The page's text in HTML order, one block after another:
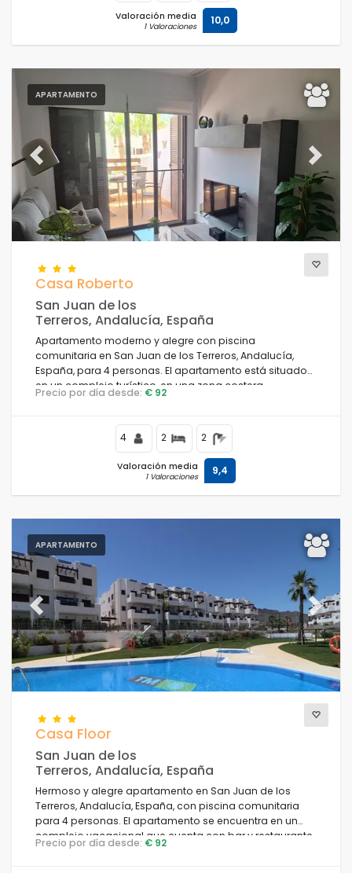
Valoración media
1 Valoraciones 10,0
APARTAMENTO
Previous Next
Casa Roberto
San Juan de los
Terreros, Andalucía, España
Apartamento moderno y alegre con piscina
comunitaria en San Juan de los Terreros, Andalucía,
España, para 4 personas. El apartamento está situado
en un complejo turístico, en una zona costera,
residencial y montañosa, cerca de supermercados y a
Precio por día desde: € 92
4 2 2
Valoración media
1 Valoraciones 9,4
APARTAMENTO
Previous Next
Casa Floor
San Juan de los
Terreros, Andalucía, España
Hermoso y alegre apartamento en San Juan de los
Terreros, Andalucía, España, con piscina comunitaria
para 4 personas. El apartamento se encuentra en un
complejo vacacional que cuenta con bar y restaurante,
en una zona residencial y montañosa cerca de la playa,
Precio por día desde: € 92